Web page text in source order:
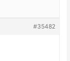
#35482